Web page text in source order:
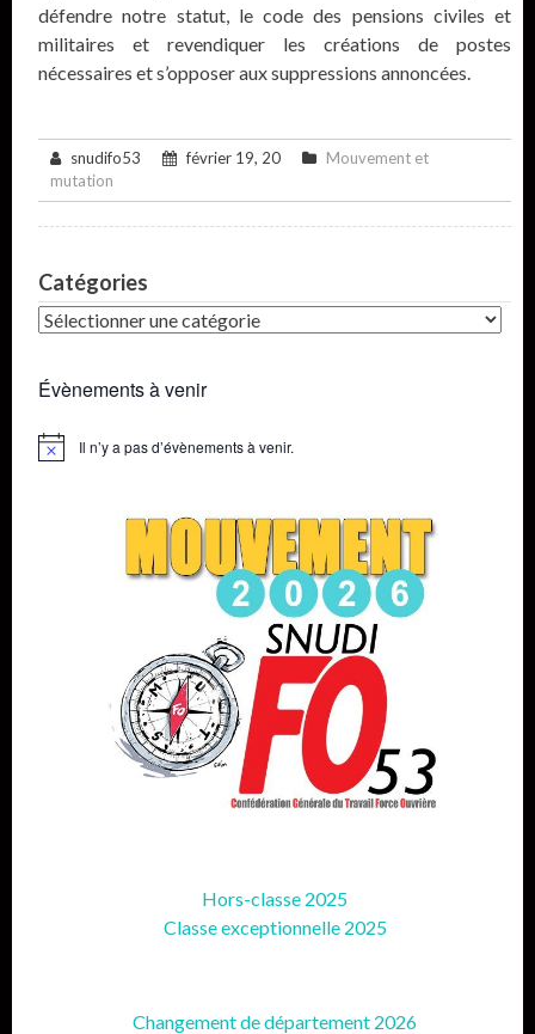
défendre notre statut, le code des pensions civiles et
militaires et revendiquer les créations de postes
nécessaires et s’opposer aux suppressions annoncées.
snudifo53 février 19, 20
Mouvement et
mutation
Catégories
Catégories
Évènements à venir
Notice Il n’y a pas d’évènements à venir.
Hors-classe 2025
Classe exceptionnelle 2025
Changement de département 2026